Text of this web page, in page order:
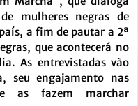
mulheres negras de
a fim de pautar a 2ª
que acontecerá no
As entrevistadas vão
seu engajamento nas
as fazem marchar